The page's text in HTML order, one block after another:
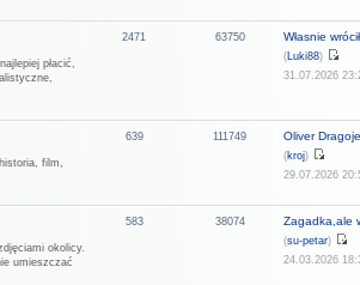
płacić,
2471 63750 Własnie
(Luki88)
31.07.2026
film,
639 111749 Oliver
(kroj)
29.07.2026
okolicy.
umieszczać
583 38074 Zagadka,ale
(su-petar)
24.03.2026